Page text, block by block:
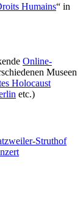
Humains“ in
Online-
Museen
Holocaust
etc.)
Struthof